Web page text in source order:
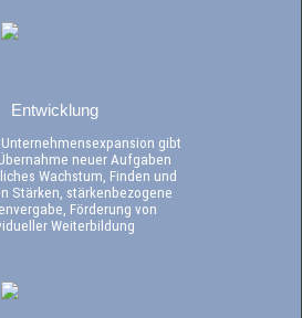
Entwicklung
gibt
neuer Aufgaben
Wachstum, Finden und
Stärken, stärkenbezogene
Förderung von
Weiterbildung